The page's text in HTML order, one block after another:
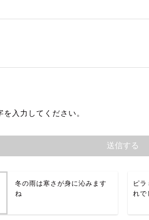
を入力してください。
冬の雨は寒さが身に沁みます
ね
ピ
れで